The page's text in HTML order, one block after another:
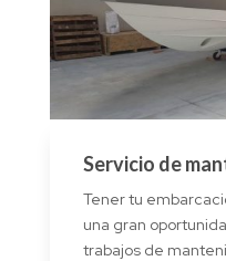
Servicio de
Tener tu
una gran
trabajos de